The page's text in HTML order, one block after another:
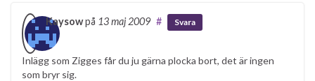
Kaysowpå 13 maj 2009 # Svara
Inlägg som Zigges får du ju gärna plocka bort, det är ingen
som bryr sig.